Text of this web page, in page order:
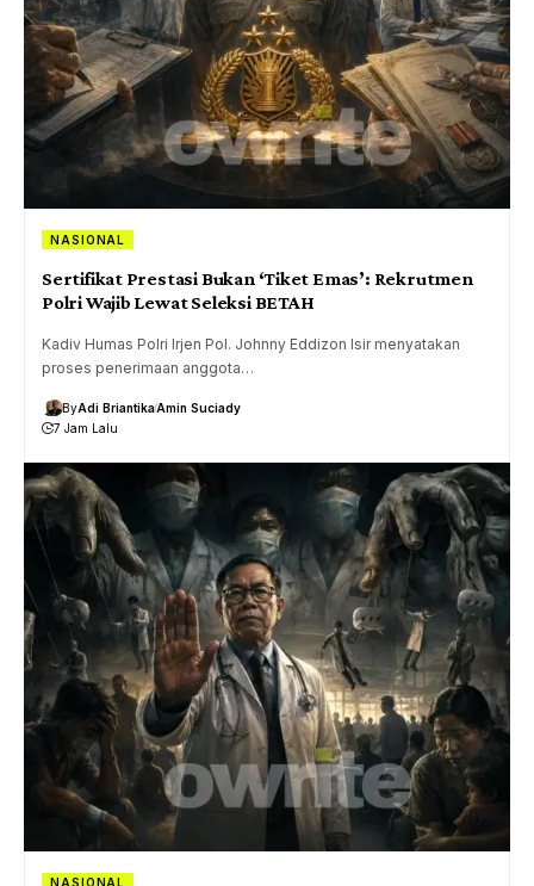
NASIONAL
Sertifikat Prestasi Bukan ‘Tiket Emas’: Rekrutmen
Polri Wajib Lewat Seleksi BETAH
Kadiv Humas Polri Irjen Pol. Johnny Eddizon Isir menyatakan
proses penerimaan anggota…
ByAdi BriantikaAmin Suciady
7 Jam Lalu
NASIONAL